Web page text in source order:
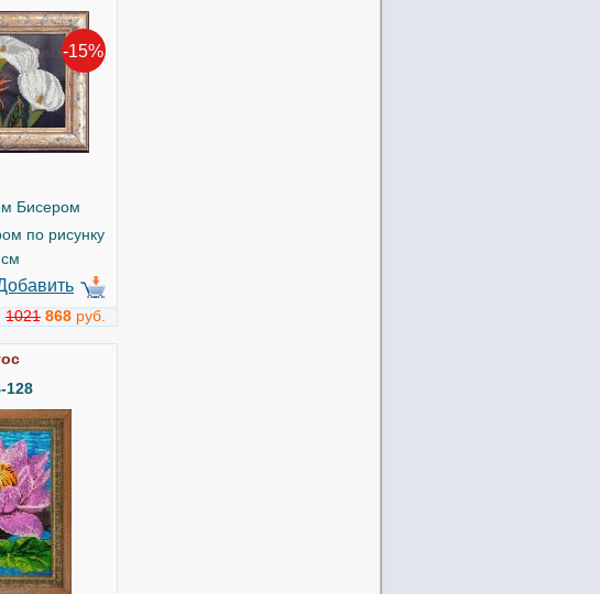
-15%
Бисером
по рисунку
1021 868 руб.
128